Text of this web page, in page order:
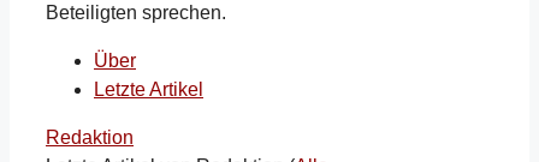
Beteiligten sprechen.
Über
Letzte Artikel
Redaktion